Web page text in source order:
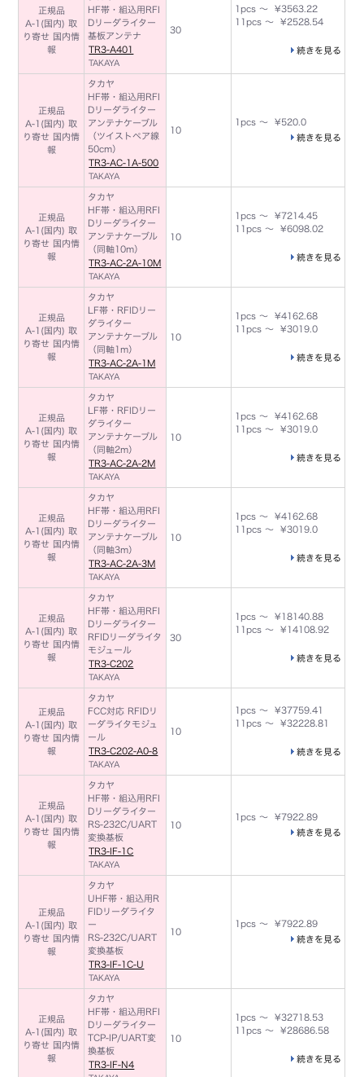
正規品
A-1(国内) 取
り寄せ 国内情
報
HF帯・組込用RFI
Dリーダライター
基板アンテナ
TR3-A401
TAKAYA
30
1pcs ～ ¥3563.22
11pcs ～ ¥2528.54
続きを見る
正規品
A-1(国内) 取
り寄せ 国内情
報
タカヤ
HF帯・組込用RFI
Dリーダライター
アンテナケーブル
（ツイストペア線
50cm）
TR3-AC-1A-500
TAKAYA
10
1pcs ～ ¥520.0
続きを見る
正規品
A-1(国内) 取
り寄せ 国内情
報
タカヤ
HF帯・組込用RFI
Dリーダライター
アンテナケーブル
（同軸10m）
TR3-AC-2A-10M
TAKAYA
10
1pcs ～ ¥7214.45
11pcs ～ ¥6098.02
続きを見る
正規品
A-1(国内) 取
り寄せ 国内情
報
タカヤ
LF帯・RFIDリー
ダライター
アンテナケーブル
（同軸1m）
TR3-AC-2A-1M
TAKAYA
10
1pcs ～ ¥4162.68
11pcs ～ ¥3019.0
続きを見る
正規品
A-1(国内) 取
り寄せ 国内情
報
タカヤ
LF帯・RFIDリー
ダライター
アンテナケーブル
（同軸2m）
TR3-AC-2A-2M
TAKAYA
10
1pcs ～ ¥4162.68
11pcs ～ ¥3019.0
続きを見る
正規品
A-1(国内) 取
り寄せ 国内情
報
タカヤ
HF帯・組込用RFI
Dリーダライター
アンテナケーブル
（同軸3m）
TR3-AC-2A-3M
TAKAYA
10
1pcs ～ ¥4162.68
11pcs ～ ¥3019.0
続きを見る
正規品
A-1(国内) 取
り寄せ 国内情
報
タカヤ
HF帯・組込用RFI
Dリーダライター
RFIDリーダライタ
モジュール
TR3-C202
TAKAYA
30
1pcs ～ ¥18140.88
11pcs ～ ¥14108.92
続きを見る
正規品
A-1(国内) 取
り寄せ 国内情
報
タカヤ
FCC対応 RFIDリ
ーダライタモジュ
ール
TR3-C202-A0-8
TAKAYA
10
1pcs ～ ¥37759.41
11pcs ～ ¥32228.81
続きを見る
正規品
A-1(国内) 取
り寄せ 国内情
報
タカヤ
HF帯・組込用RFI
Dリーダライター
RS-232C/UART
変換基板
TR3-IF-1C
TAKAYA
10
1pcs ～ ¥7922.89
続きを見る
正規品
A-1(国内) 取
り寄せ 国内情
報
タカヤ
UHF帯・組込用R
FIDリーダライタ
ー
RS-232C/UART
変換基板
TR3-IF-1C-U
TAKAYA
10
1pcs ～ ¥7922.89
続きを見る
正規品
A-1(国内) 取
り寄せ 国内情
報
タカヤ
HF帯・組込用RFI
Dリーダライター
TCP-IP/UART変
換基板
TR3-IF-N4
10
1pcs ～ ¥32718.53
11pcs ～ ¥28686.58
続きを見る